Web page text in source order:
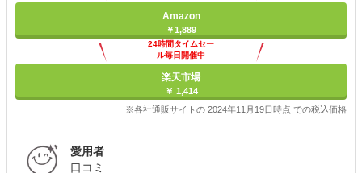
Amazon
￥1,889
24時間タイムセー
ル毎日開催中
楽天市場
￥ 1,414
※各社通販サイトの 2024年11月19日時点 での税込価格
愛用者
口コミ